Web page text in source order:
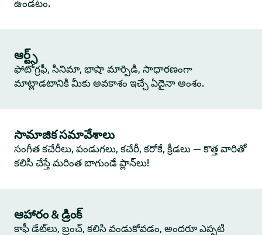
ఉండటం.
ఆర్ట్స్
ఫోటోగ్రఫీ, సినిమా, భాషా మార్పిడి, సాధారణంగా
మాట్లాడటానికి మీకు అవకాశం ఇచ్చే ఏదైనా అంశం.
సామాజిక సమావేశాలు
సంగీత కచేరీలు, పండుగలు, కచేరీ, కరోకే, క్రీడలు — కొత్త వారితో
కలిసి చేస్తే మరింత బాగుండే ప్లాన్‌లు!
ఆహారం & డ్రింక్
కాఫీ డేట్‌లు, బ్రంచ్, కలిసి వండుకోవడం, అందరూ ఎప్పటి